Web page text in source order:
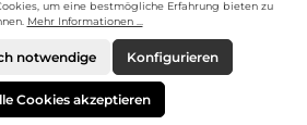
um eine bestmögliche Erfahrung bieten zu
Mehr Informationen ...
notwendige Konfigurieren
Cookies akzeptieren